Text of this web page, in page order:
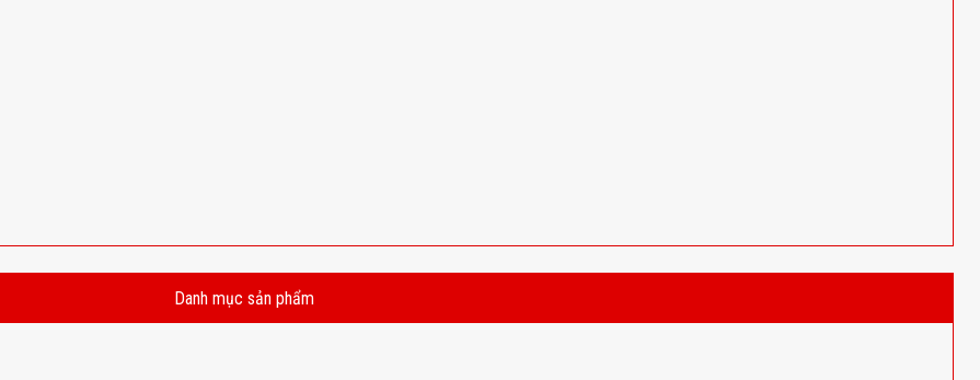
Danh mục sản phẩm